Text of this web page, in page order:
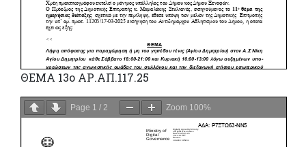
ΘΕΜΑ 13o ΑΡ.ΑΠ.117.25
Page 1 / 2 Zoom 100%